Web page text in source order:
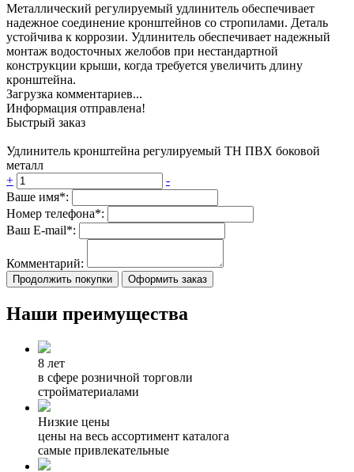
Металлический регулируемый удлинитель обеспечивает
надежное соединение кронштейнов со стропилами. Деталь
устойчива к коррозии. Удлинитель обеспечивает надежный
монтаж водосточных желобов при нестандартной
конструкции крыши, когда требуется увеличить длину
кронштейна.
Загрузка комментариев...
Информация отправлена!
Быстрый заказ
Удлинитель кронштейна регулируемый ТН ПВХ боковой
металл
+
-
Ваше имя*:
Номер телефона*:
Ваш E-mail*:
Комментарий:
Продолжить покупки Оформить заказ
Наши преимущества
8 лет
в сфере розничной торговли
стройматериалами
Низкие цены
цены на весь ассортимент каталога
самые привлекательные